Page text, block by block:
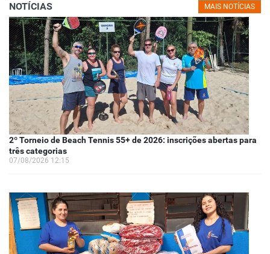
MAIS NOTÍCIAS
NOTÍCIAS
2º Torneio de Beach Tennis 55+ de 2026: inscrições abertas para
três categorias
07/08/2026 12:15